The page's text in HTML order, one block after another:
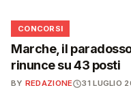
📋
CONCORSI
Marche, il
rinunce su 43 posti
BY REDAZIONE 31 LUGLIO